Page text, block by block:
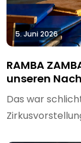
5. Juni 2026
RAMBA
unseren
Das war